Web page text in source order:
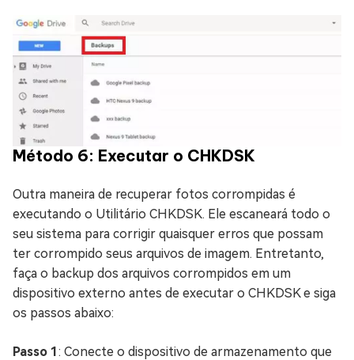
Método 6: Executar o CHKDSK
Outra maneira de recuperar fotos corrompidas é
executando o Utilitário CHKDSK. Ele escaneará todo o
seu sistema para corrigir quaisquer erros que possam
ter corrompido seus arquivos de imagem. Entretanto,
faça o backup dos arquivos corrompidos em um
dispositivo externo antes de executar o CHKDSK e siga
os passos abaixo:
Passo 1: Conecte o dispositivo de armazenamento que